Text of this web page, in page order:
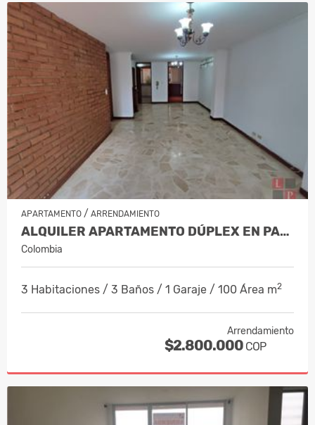
APARTAMENTO / ARRENDAMIENTO
ALQUILER APARTAMENTO DÚPLEX EN PALER…
Colombia
3 Habitaciones / 3 Baños / 1 Garaje / 100 Área m2
Arrendamiento
$2.800.000 COP